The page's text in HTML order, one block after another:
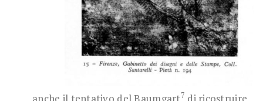
anche il tentativo del Baumgart7 di ricostruire